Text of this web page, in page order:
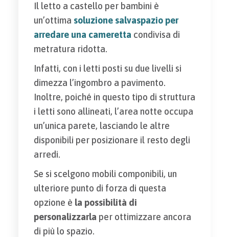
Il letto a castello per bambini è
un’ottima soluzione salvaspazio per
arredare una cameretta condivisa di
metratura ridotta.
Infatti, con i letti posti su due livelli si
dimezza l’ingombro a pavimento.
Inoltre, poiché in questo tipo di struttura
i letti sono allineati, l’area notte occupa
un’unica parete, lasciando le altre
disponibili per posizionare il resto degli
arredi.
Se si scelgono mobili componibili, un
ulteriore punto di forza di questa
opzione è la possibilità di
personalizzarla per ottimizzare ancora
di più lo spazio.